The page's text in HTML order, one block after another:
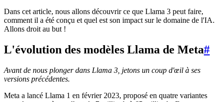
Dans cet article, nous allons découvrir ce que Llama 3 peut faire,
comment il a été conçu et quel est son impact sur le domaine de l'IA.
Allons droit au but !
L'évolution des modèles Llama de Meta#
Avant de nous plonger dans Llama 3, jetons un coup d'œil à ses
versions précédentes.
Meta a lancé Llama 1 en février 2023, proposé en quatre variantes